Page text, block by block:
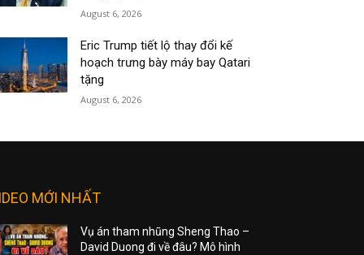
August 6, 2026
Eric Trump tiết lộ thay đổi kế
hoạch trưng bày máy bay Qatari
tặng
August 6, 2026
MỚI NHẤT
Vụ án tham nhũng Sheng Thao –
David Duong đi về đâu? Mô hình